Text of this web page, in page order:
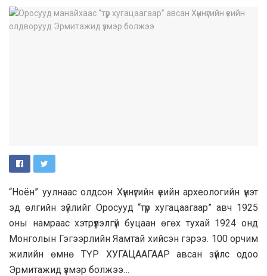
“Ноён” уулнаас олдсон Хүннүгийн үеийн археологийн үнэт
эд өлгийн зүйлийг Оросууд “түр хугацаагаар” авч 1925
оны намраас хэтрүүлэлгүй буцаан өгөх тухай 1924 онд
Монголын Гэгээрлийн Яамтай хийсэн гэрээ. 100 орчим
жилийн өмнө ТҮР ХУГАЦААГААР авсан зүйлс одоо
Эрмитажид үзмэр болжээ…